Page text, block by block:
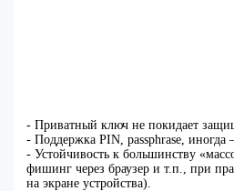
- Приватный ключ не покидает
- Поддержка PIN, passphrase, иногда
- Устойчивость к большинству
фишинг через браузер и т.п., при
на экране устройства).